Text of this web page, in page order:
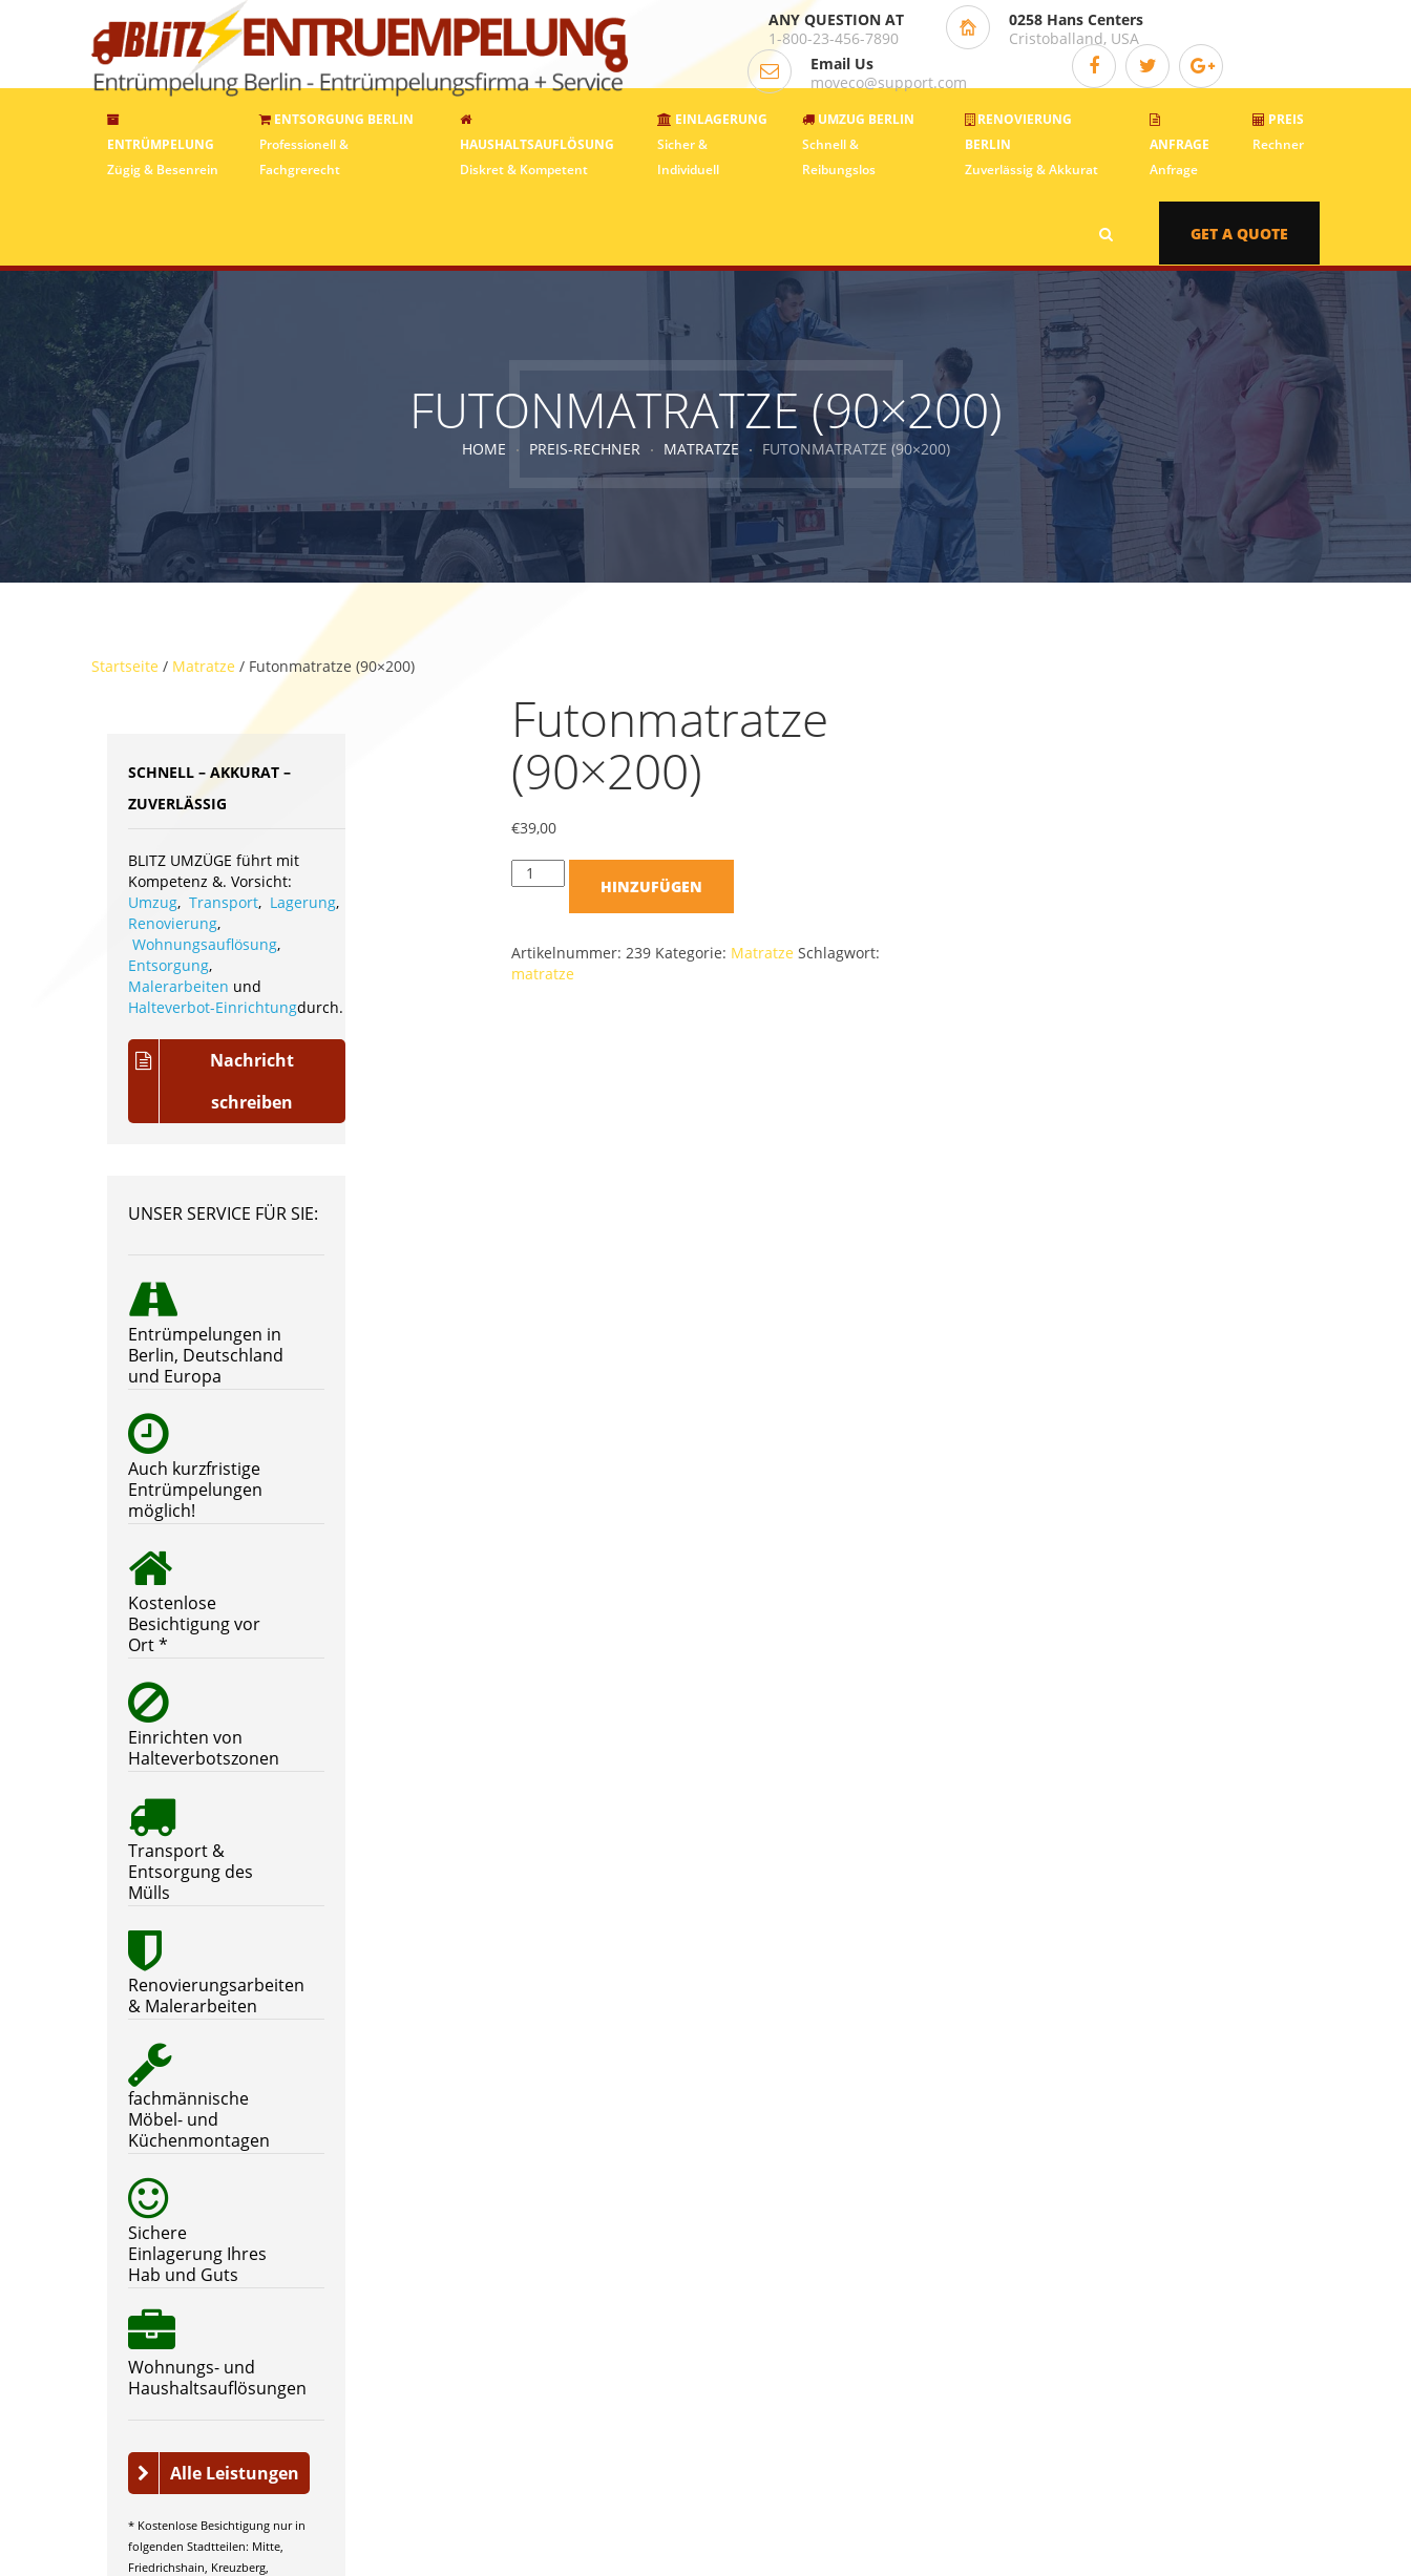
ANY QUESTION AT
1-800-23-456-7890
0258 Hans Centers
Cristoballand, USA
Email Us
moveco@support.com
ENTRÜMPELUNG
Zügig & Besenrein
ENTSORGUNG BERLIN
Professionell &
Fachgrerecht
HAUSHALTSAUFLÖSUNG
Diskret & Kompetent
EINLAGERUNG
Sicher &
Individuell
UMZUG BERLIN
Schnell &
Reibungslos
RENOVIERUNG
BERLIN
Zuverlässig & Akkurat
ANFRAGE
Anfrage
PREIS
Rechner
GET A QUOTE
FUTONMATRATZE (90×200)
HOME PREIS-RECHNER MATRATZE FUTONMATRATZE (90×200)
Startseite / Matratze / Futonmatratze (90×200)
Futonmatratze
(90×200)
€39,00
HINZUFÜGEN
Artikelnummer:239 Kategorie: Matratze Schlagwort:
matratze
SCHNELL – AKKURAT –
ZUVERLÄSSIG
BLITZ UMZÜGE führt mit
Kompetenz &. Vorsicht:
Umzug, Transport, Lagerung,
Renovierung,
Wohnungsauflösung,
Entsorgung,
Malerarbeiten und
Halteverbot-Einrichtungdurch.
Nachricht
schreiben
UNSER SERVICE FÜR SIE:
Entrümpelungen in
Berlin, Deutschland
und Europa
Auch kurzfristige
Entrümpelungen
möglich!
Kostenlose
Besichtigung vor
Ort *
Einrichten von
Halteverbotszonen
Transport &
Entsorgung des
Mülls
Renovierungsarbeiten
& Malerarbeiten
fachmännische
Möbel- und
Küchenmontagen
Sichere
Einlagerung Ihres
Hab und Guts
Wohnungs- und
Haushaltsauflösungen
Alle Leistungen
* Kostenlose Besichtigung nur in
folgenden Stadtteilen: Mitte,
Friedrichshain, Kreuzberg,